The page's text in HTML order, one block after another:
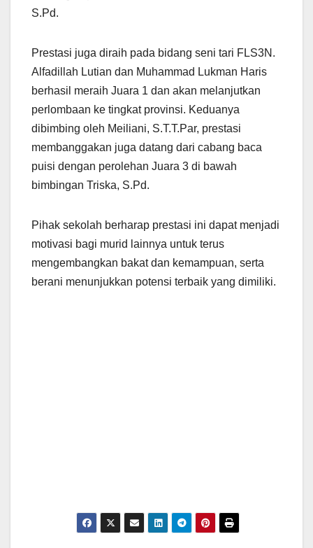
S.Pd.
Prestasi juga diraih pada bidang seni tari FLS3N.
Alfadillah Lutian dan Muhammad Lukman Haris
berhasil meraih Juara 1 dan akan melanjutkan
perlombaan ke tingkat provinsi. Keduanya
dibimbing oleh Meiliani, S.T.T.Par, prestasi
membanggakan juga datang dari cabang baca
puisi dengan perolehan Juara 3 di bawah
bimbingan Triska, S.Pd.
Pihak sekolah berharap prestasi ini dapat menjadi
motivasi bagi murid lainnya untuk terus
mengembangkan bakat dan kemampuan, serta
berani menunjukkan potensi terbaik yang dimiliki.